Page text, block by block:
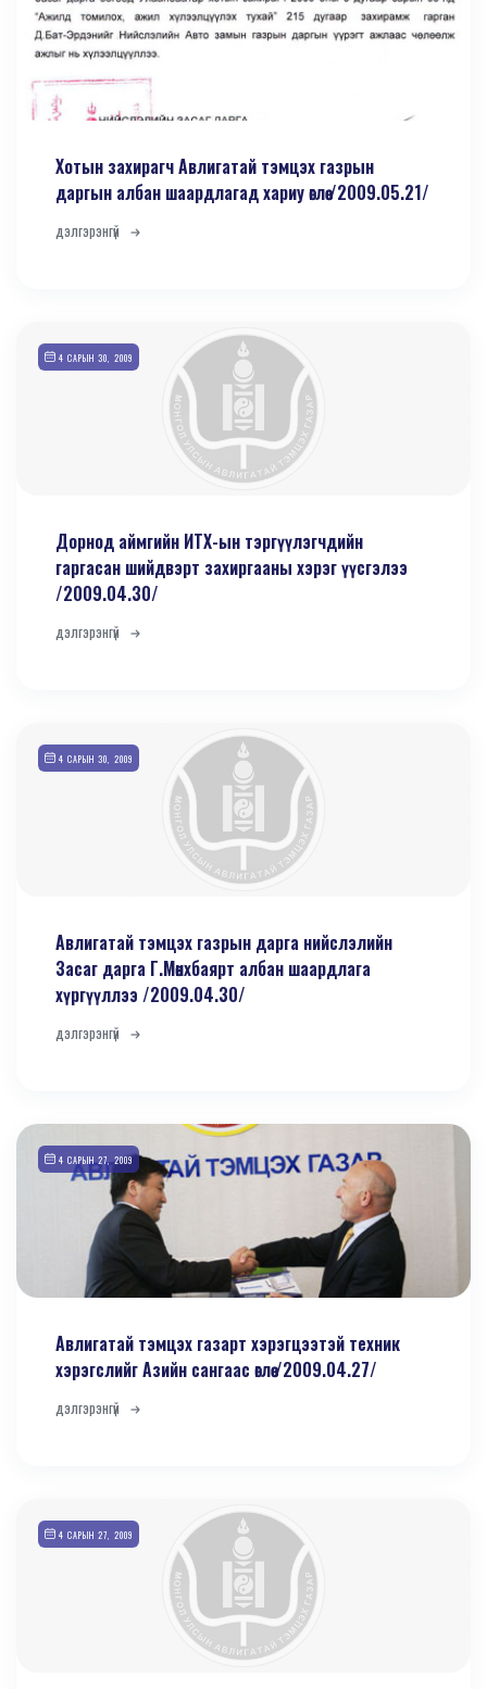
Хотын захирагч Авлигатай тэмцэх газрын
даргын албан шаардлагад хариу өглөө /2009.05.21/
дэлгэрэнгүй
4 САРЫН 30, 2009
Дорнод аймгийн ИТХ-ын тэргүүлэгчдийн
гаргасан шийдвэрт захиргааны хэрэг үүсгэлээ
/2009.04.30/
дэлгэрэнгүй
4 САРЫН 30, 2009
Авлигатай тэмцэх газрын дарга нийслэлийн
Засаг дарга Г.Мөнхбаярт албан шаардлага
хүргүүллээ /2009.04.30/
дэлгэрэнгүй
4 САРЫН 27, 2009
Авлигатай тэмцэх газарт хэрэгцээтэй техник
хэрэгслийг Азийн сангаас өглөө /2009.04.27/
дэлгэрэнгүй
4 САРЫН 27, 2009